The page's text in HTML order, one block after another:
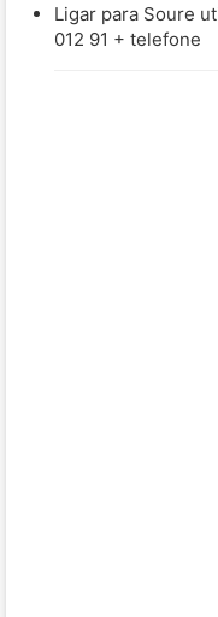
Ligar para Soure
012 91 + telefone